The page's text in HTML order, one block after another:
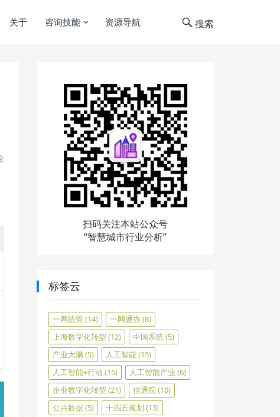
关于 咨询技能 资源导航 搜索
扫码关注本站公众号
“智慧城市行业分析”
标签云
一网统管(14) 一网通办(8)
上海数字化转型 (12) 中国系统(5)
产业大脑 (5) 人工智能(15)
人工智能+行动 (15) 人工智能产业 (6)
企业数字化转型 (21) 信通院(10)
公共数据(5) 十四五规划 (13)